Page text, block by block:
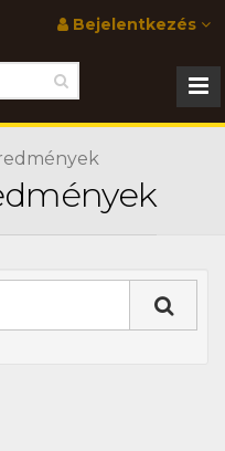
Bejelentkezés